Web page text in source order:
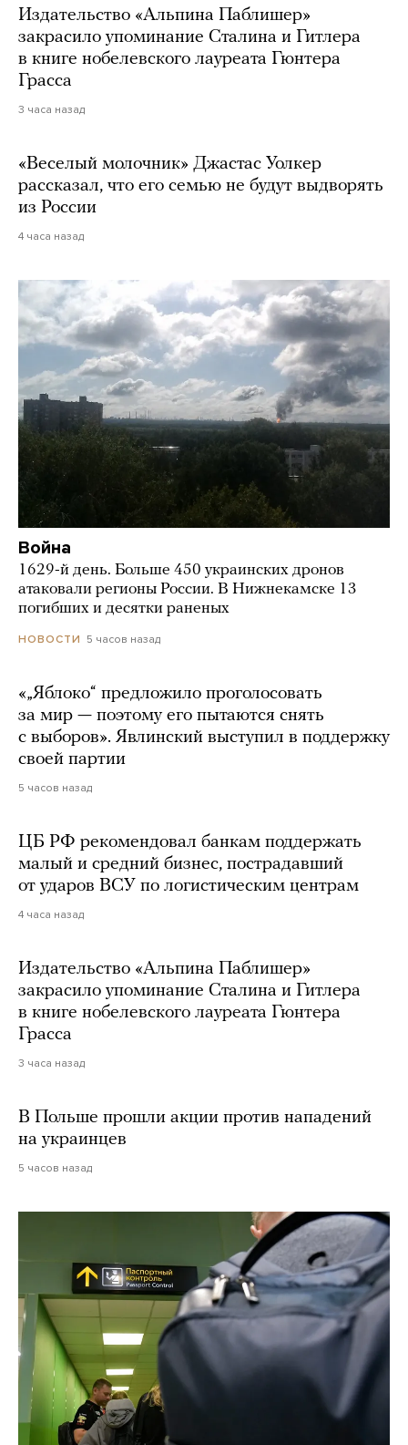
Издательство «Альпина Паблишер»
закрасило упоминание Сталина и Гитлера
в книге нобелевского лауреата Гюнтера
Грасса
3 часа назад
«Веселый молочник» Джастас Уолкер
рассказал, что его семью не будут выдворять
из России
4 часа назад
Война
1629-й день. Больше 450 украинских дронов
атаковали регионы России. В Нижнекамске 13
погибших и десятки раненых
НОВОСТИ 5 часов назад
«„Яблоко“ предложило проголосовать
за мир — поэтому его пытаются снять
с выборов». Явлинский выступил в поддержку
своей партии
5 часов назад
ЦБ РФ рекомендовал банкам поддержать
малый и средний бизнес, пострадавший
от ударов ВСУ по логистическим центрам
4 часа назад
Издательство «Альпина Паблишер»
закрасило упоминание Сталина и Гитлера
в книге нобелевского лауреата Гюнтера
Грасса
3 часа назад
В Польше прошли акции против нападений
на украинцев
5 часов назад